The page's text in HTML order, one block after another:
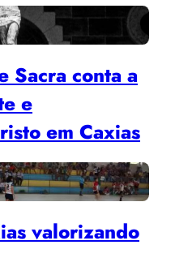
Sacra conta a
e
em Caxias
valorizando